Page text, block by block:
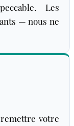
Les
— nous ne
votre